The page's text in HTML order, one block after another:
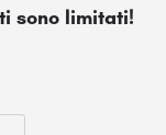
sono limitati!